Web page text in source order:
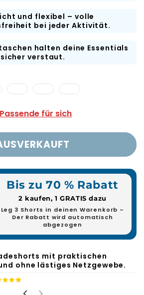
und flexibel – volle
bei jeder Aktivität.
halten deine Essentials
sicher verstaut.
XLVariant
oder
nicht
2XL-
oder
nicht
3XL-
oder
nicht
für sich
Bis zu 70 % Rabatt
2 kaufen, 1 GRATIS dazu
Leg 3 Shorts in deinen Warenkorb –
Der Rabatt wird automatisch
abgezogen
mit praktischen
ohne lästiges Netzgewebe.